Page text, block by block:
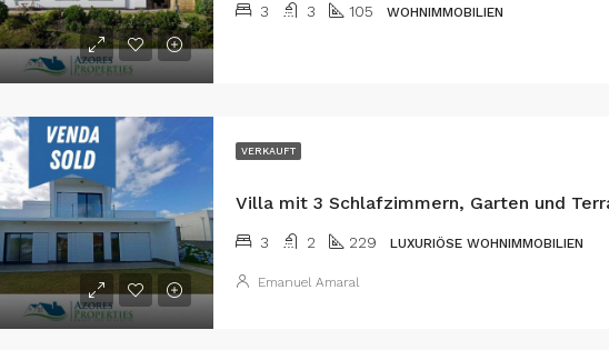
3 3 105 WOHNIMMOBILIEN
VERKAUFT
3 2 229 LUXURIÖSE WOHNIMMOBILIEN
Emanuel Amaral